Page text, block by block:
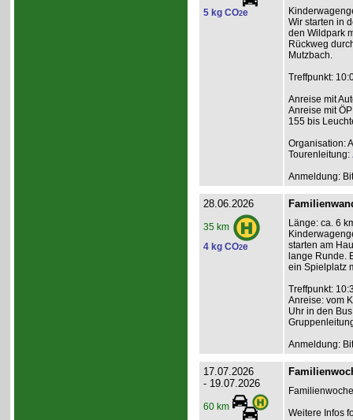
5 kg CO2e
Wir starten in
den Wildpark
Rückweg
Mutzbach.
Treffpunkt:
Anreise mit
Anreise mit
155 bis
Organisation:
Tourenleitung:
Anmeldung:
28.06.2026
35 km
4 kg CO2e
Länge: ca. 6
starten am
lange Runde.
ein Spielplatz
Treffpunkt:
Anreise: vom
Uhr in den
Anmeldung:
17.07.2026
- 19.07.2026
60 km
Weitere Infos